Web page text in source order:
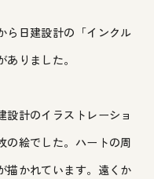
ら日建設計の「インクル
りました。
設計のイラストレーショ
の絵でした。ハートの周
描かれています。遠くか